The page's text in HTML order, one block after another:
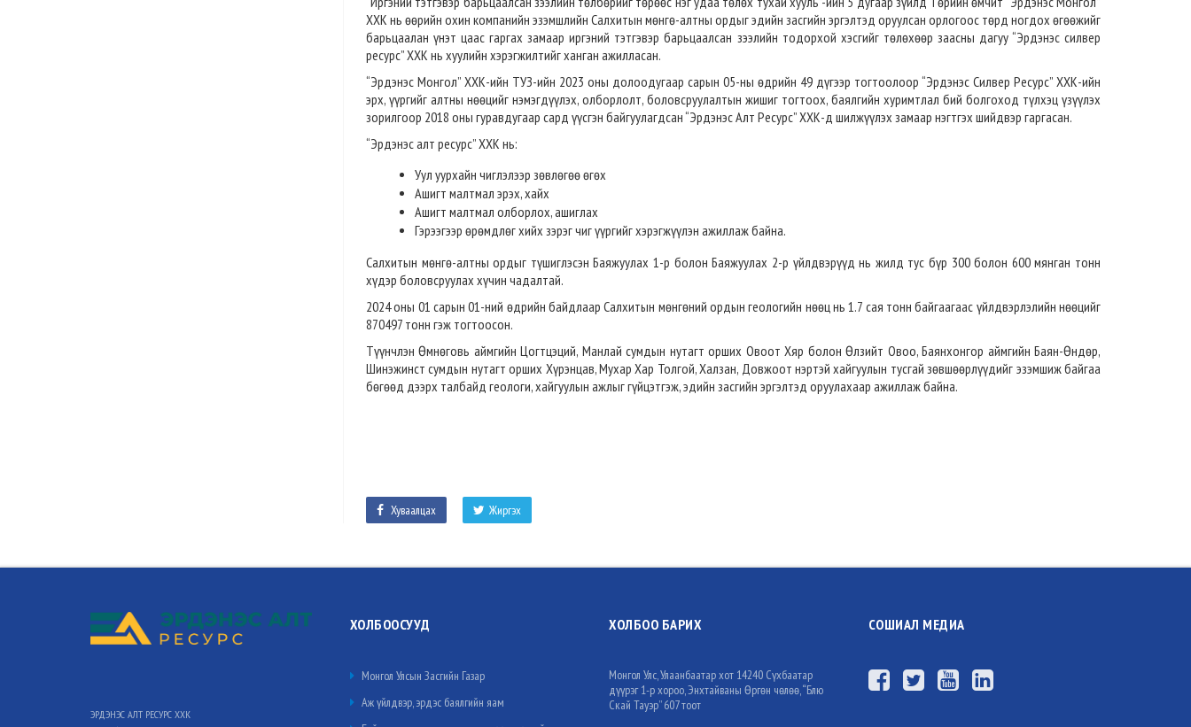
ХХК нь өөрийн охин компанийн эзэмшлийн Салхитын мөнгө-алтны ордыг эдийн засгийн эргэлтэд оруулсан орлогоос төрд ногдох өгөөжийг
барьцаалан үнэт цаас гаргах замаар иргэний тэтгэвэр барьцаалсан зээлийн тодорхой хэсгийг төлөхөөр заасны дагуу “Эрдэнэс силвер
ресурс” ХХК нь хуулийн хэрэгжилтийг ханган ажилласан.
“Эрдэнэс Монгол” ХХК-ийн ТУЗ-ийн 2023 оны долоодугаар сарын 05-ны өдрийн 49 дүгээр тогтоолоор “Эрдэнэс Силвер Ресурс” ХХК-ийн
эрх, үүргийг алтны нөөцийг нэмэгдүүлэх, олборлолт, боловсруулалтын жишиг тогтоох, баялгийн хуримтлал бий болгоход түлхэц үзүүлэх
зорилгоор 2018 оны гуравдугаар сард үүсгэн байгуулагдсан “Эрдэнэс Алт Ресурс” ХХК-д шилжүүлэх замаар нэгтгэх шийдвэр гаргасан.
“Эрдэнэс алт ресурс” ХХК нь:
Уул уурхайн чиглэлээр зөвлөгөө өгөх
Ашигт малтмал эрэх, хайх
Ашигт малтмал олборлох, ашиглах
Гэрээгээр өрөмдлөг хийх зэрэг чиг үүргийг хэрэгжүүлэн ажиллаж байна.
Салхитын мөнгө-алтны ордыг түшиглэсэн Баяжуулах 1-р болон Баяжуулах 2-р үйлдвэрүүд нь жилд тус бүр 300 болон 600 мянган тонн
хүдэр боловсруулах хүчин чадалтай.
2024 оны 01 сарын 01-ний өдрийн байдлаар Салхитын мөнгөний ордын геологийн нөөц нь 1.7 сая тонн байгаагаас үйлдвэрлэлийн нөөцийг
870497 тонн гэж тогтоосон.
Түүнчлэн Өмнөговь аймгийн Цогтцэций, Манлай сумдын нутагт орших Овоот Хяр болон Өлзийт Овоо, Баянхонгор аймгийн Баян-Өндөр,
Шинэжинст сумдын нутагт орших Хүрэнцав, Мухар Хар Толгой, Халзан, Довжоот нэртэй хайгуулын тусгай зөвшөөрлүүдийг эзэмшиж байгаа
бөгөөд дээрх талбайд геологи, хайгуулын ажлыг гүйцэтгэж, эдийн засгийн эргэлтэд оруулахаар ажиллаж байна.
Жиргэх
Хуваалцах
ЭРДЭНЭС АЛТ РЕСУРС ХХК
ХОЛБООСУУД
Монгол Улсын Засгийн Газар
Аж үйлдвэр, эрдэс баялгийн яам
ХОЛБОО БАРИХ
Монгол Улс, Улаанбаатар хот 14240 Сүхбаатар
дүүрэг 1-р хороо, Энхтайваны Өргөн чөлөө, “Блю
Скай Тауэр” 607 тоот
СОШИАЛ МЕДИА